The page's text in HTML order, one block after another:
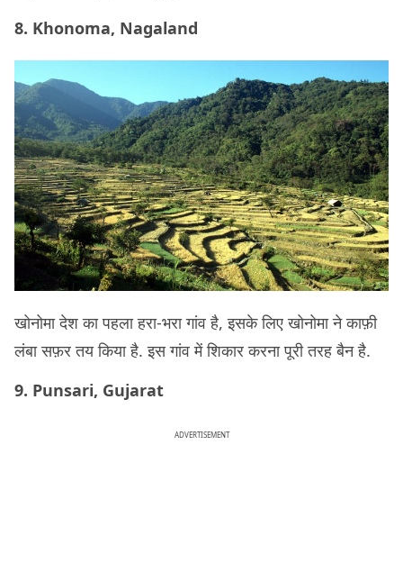
8. Khonoma, Nagaland
खोनोमा देश का पहला हरा-भरा गांव है, इसके लिए खोनोमा ने काफ़ी
लंबा सफ़र तय किया है. इस गांव में शिकार करना पूरी तरह बैन है.
9. Punsari, Gujarat
ADVERTISEMENT